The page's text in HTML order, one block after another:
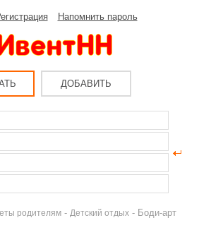
Напомнить пароль
ДОБАВИТЬ
родителям - Детский отдых - Боди-арт